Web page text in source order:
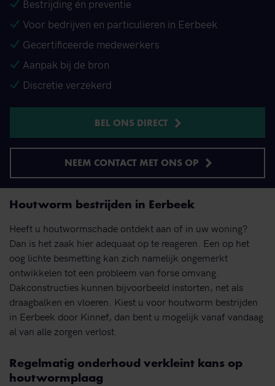
Bestrijding én preventie
Voor bedrijven en particulieren in Eerbeek
Gecertificeerde medewerkers
Aanpak bij de bron
Discretie verzekerd
BEL ONS DIRECT
NEEM CONTACT MET ONS OP
Houtworm bestrijden in Eerbeek
Heeft u houtwormschade ontdekt aan of in uw woning?
Dan is het zaak hier adequaat op te reageren. Een op het
oog lichte besmetting kan zich namelijk ongemerkt
ontwikkelen tot een probleem van forse omvang.
Dakconstructies kunnen bijvoorbeeld instorten, net als
draagbalken en vloeren. Kiest u voor houtworm bestrijden
in Eerbeek door Kinnef, dan bent u mogelijk vanaf vandaag
al van alle zorgen verlost.
Regelmatig onderhoud verkleint kans op
houtwormplaag